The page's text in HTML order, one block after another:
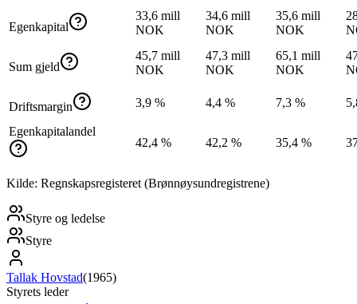
Egenkapital
33,6 mill
NOK
34,6 mill
NOK
35,6 mill
NOK
Sum gjeld
45,7 mill
NOK
47,3 mill
NOK
65,1 mill
NOK
Driftsmargin 3,9 % 4,4 % 7,3 %
Egenkapitalandel
42,4 %
42,2 % 35,4 %
Kilde: Regnskapsregisteret (Brønnøysundregistrene)
Styre og ledelse
Styre
Tallak Hovstad(1965)
Styrets leder